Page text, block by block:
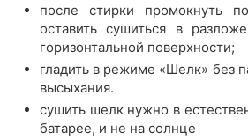
после стирки промокнуть
оставить сушиться в
горизонтальной поверхности;
гладить в режиме «Шелк» без
высыхания.
сушить шелк нужно в
батарее, и не на солнце